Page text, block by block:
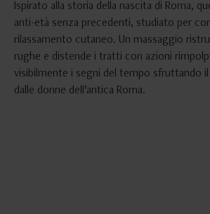
Ispirato alla storia della nascita di Roma,
anti-età senza precedenti, studiato per
rilassamento cutaneo. Un massaggio
rughe e distende i tratti con azioni
visibilmente i segni del tempo sfruttando
dalle donne dell’antica Roma.